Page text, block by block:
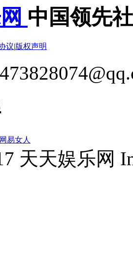
中国领先
议|版权声明
网易女人
天天娱乐网